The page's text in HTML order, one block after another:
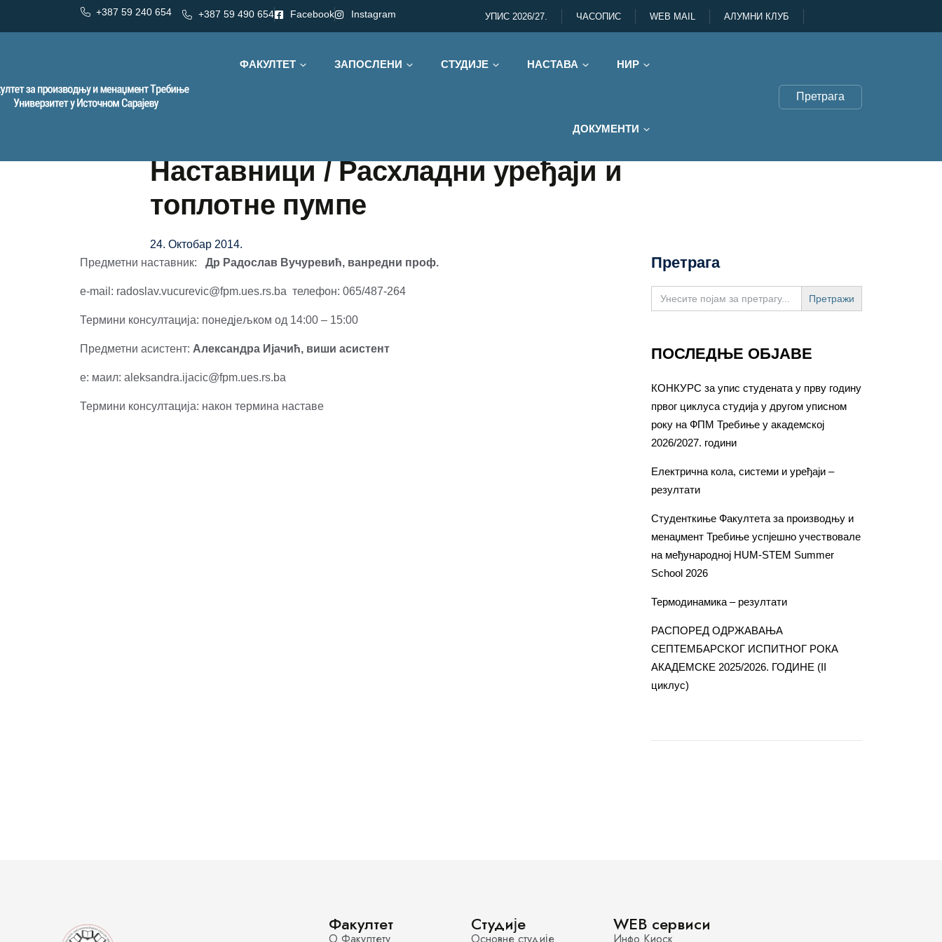
+387 59 240 654 +387 59 490 654 Facebook Instagram УПИС 2026/27. ЧАСОПИС WEB MAIL АЛУМНИ КЛУБ
ФАКУЛТЕТ ЗАПОСЛЕНИ СТУДИЈЕ НАСТАВА НИР
ДОКУМЕНТИ
Претрага
Наставници / Расхладни уређаји и
топлотне пумпе
24. Октобар 2014.
Предметни наставник:
Др Радослав Вучуревић, ванредни проф.
е-mail: radoslav.vucurevic@fpm.ues.rs.ba телефон: 065/487-264
Термини консултација: понедјељком од 14:00 – 15:00
Предметни асистент: Александра Ијачић, виши асистент
е: маил: aleksandra.ijacic@fpm.ues.rs.ba
Термини консултација: након термина наставе
Претрага
Search
for:
ПОСЛЕДЊЕ ОБЈАВЕ
КОНКУРС за упис студената у прву годину
првог циклуса студија у другом уписном
року на ФПМ Требиње у академској
2026/2027. години
Електрична кола, системи и уређаји –
резултати
Студенткиње Факултета за производњу и
менаџмент Требиње успјешно учествовале
на међународној HUM-STEM Summer
School 2026
Термодинамика – резултати
РАСПОРЕД ОДРЖАВАЊА
СЕПТЕМБАРСКОГ ИСПИТНОГ РОКА
АКАДЕМСКЕ 2025/2026. ГОДИНЕ (II
циклус)
Факултет Студије WEB сервиси